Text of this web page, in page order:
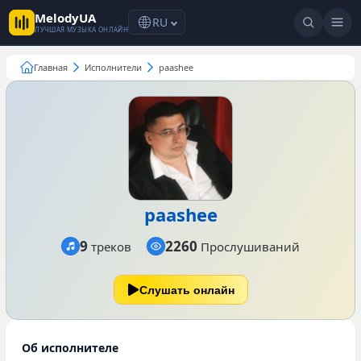
MelodyUA
ЛУЧШАЯ МУЗЫКА ОНЛАЙН RU
Главная Исполнители paashee
paashee
9 треков 2260 Прослушиваний
Слушать онлайн
Об исполнителе